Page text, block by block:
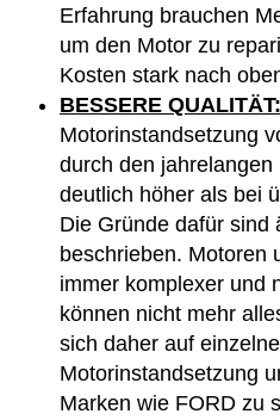
Erfahrung brauchen
um den Motor zu
Kosten stark nach
BESSERE QUALITÄT:
Motorinstandsetzung
durch den
deutlich höher als bei
Die Gründe dafür sind
beschrieben. Motoren
immer komplexer und
können nicht mehr
sich daher auf
Motorinstandsetzung
Marken wie FORD zu